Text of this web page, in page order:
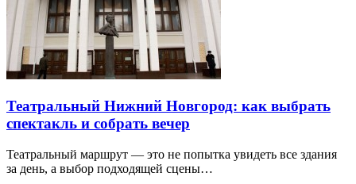
Театральный Нижний Новгород: как выбрать
спектакль и собрать вечер
Театральный маршрут — это не попытка увидеть все здания
за день, а выбор подходящей сцены…